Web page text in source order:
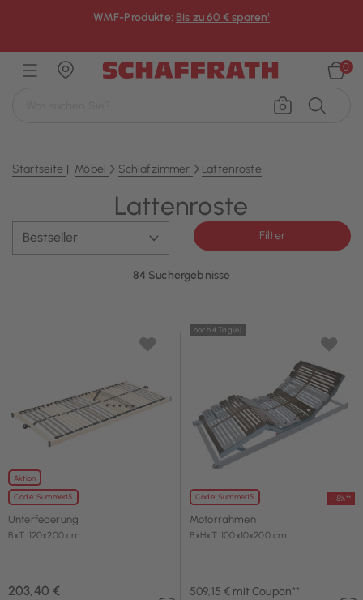
WMF-Produkte: Bis zu 60 € sparen¹
0
Startseite Möbel Schlafzimmer Lattenroste
Lattenroste
Filter
84 Suchergebnisse
Aktion
Code: Summer15
Unterfederung
BxT: 120x200 cm
203,40 €
Code: Summer15 -15%**
noch 4 Tag(e)
Motorrahmen
BxHxT: 100x10x200 cm
509,15 € mit Coupon**